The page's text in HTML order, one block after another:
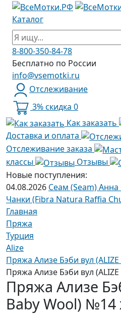
Каталог
8-800-350-84-78
Бесплатно по России
info@vsemotki.ru
Отслеживание
3% скидка 0
Как заказать
Доставка и оплата
Отслеживание заказа
классы
Отзывы
Новые поступления:
04.08.2026 Сеам (Seam) Анна
Чанки (Fibra Natura Raffia
Главная
Пряжа
Турция
Alize
Пряжа Ализе Бэби вул
Пряжа Ализе Бэби вул
Пряжа Ализе
Baby Wool) №14